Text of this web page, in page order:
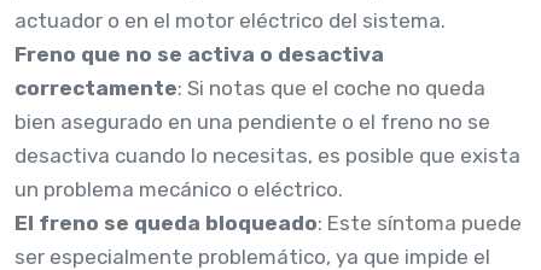
actuador o en el motor eléctrico del sistema.
Freno que no se activa o desactiva
correctamente: Si notas que el coche no queda
bien asegurado en una pendiente o el freno no se
desactiva cuando lo necesitas, es posible que exista
un problema mecánico o eléctrico.
El freno se queda bloqueado: Este síntoma puede
ser especialmente problemático, ya que impide el